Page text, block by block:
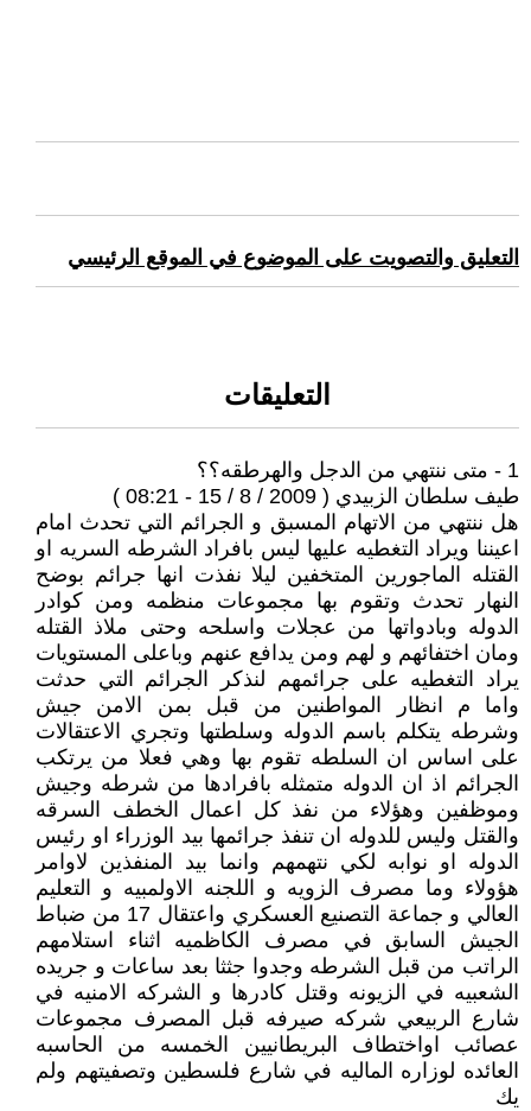
التعليق والتصويت على الموضوع في الموقع الرئيسي
التعليقات
1 - متى ننتهي من الدجل والهرطقه؟؟
طيف سلطان الزبيدي ( 2009 / 8 / 15 - 08:21 )
هل ننتهي من الاتهام المسبق و الجرائم التي تحدث امام
اعيننا ويراد التغطيه عليها ليس بافراد الشرطه السريه او
القتله الماجورين المتخفين ليلا نفذت انها جرائم بوضح
النهار تحدث وتقوم بها مجموعات منظمه ومن كوادر
الدوله وبادواتها من عجلات واسلحه وحتى ملاذ القتله
ومان اختفائهم و لهم ومن يدافع عنهم وباعلى المستويات
يراد التغطيه على جرائمهم لنذكر الجرائم التي حدثت
واما م انظار المواطنين من قبل بمن الامن جيش
وشرطه يتكلم باسم الدوله وسلطتها وتجري الاعتقالات
على اساس ان السلطه تقوم بها وهي فعلا من يرتكب
الجرائم اذ ان الدوله متمثله بافرادها من شرطه وجيش
وموظفين وهؤلاء من نفذ كل اعمال الخطف السرقه
والقتل وليس للدوله ان تنفذ جرائمها بيد الوزراء او رئيس
الدوله او نوابه لكي نتهمهم وانما بيد المنفذين لاوامر
هؤولاء وما مصرف الزويه و اللجنه الاولمبيه و التعليم
العالي و جماعة التصنيع العسكري واعتقال 17 من ضباط
الجيش السابق في مصرف الكاظميه اثناء استلامهم
الراتب من قبل الشرطه وجدوا جثثا بعد ساعات و جريده
الشعبيه في الزيونه وقتل كادرها و الشركه الامنيه في
شارع الربيعي شركه صيرفه قبل المصرف مجموعات
عصائب اواختطاف البريطانيين الخمسه من الحاسبه
العائده لوزاره الماليه في شارع فلسطين وتصفيتهم ولم
يك